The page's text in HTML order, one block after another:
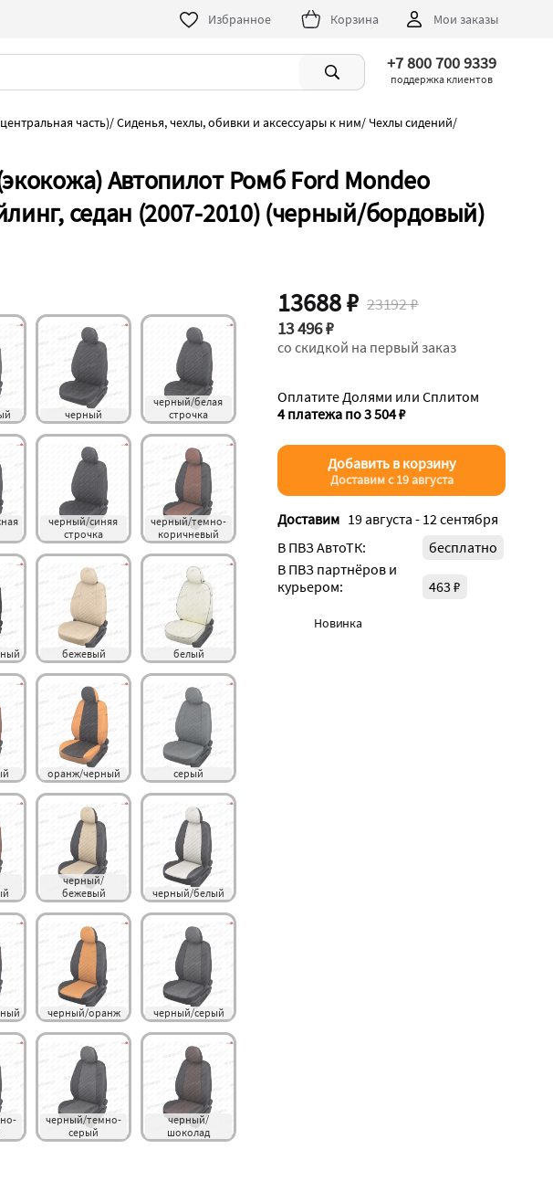
Избранное Корзина Мои заказы
+7 800 700 9339
поддержка клиентов
часть)/Сиденья, чехлы, обивки и аксессуары к ним/ Чехлы сидений/
Автопилот Ромб Ford Mondeo
седан (2007-2010) (черный/бордовый)
черный
черный/белая
строчка
черный/синяя
строчка
черный/темно-
коричневый
бежевый белый
оранж/черный серый
черный/
бежевый
черный/белый
черный/оранж черный/серый
черный/темно-
серый
черный/
шоколад
13688 ₽ 23192 ₽
13 496 ₽
со скидкой на первый заказ
Оплатите Долями или Сплитом
4 платежа по 3 504 ₽
Добавить в корзину
Доставим с 19 августа
Доставим 19 августа - 12 сентября
В ПВЗ АвтоТК:
бесплатно
В ПВЗ партнёров и
курьером:
463 ₽
Новинка